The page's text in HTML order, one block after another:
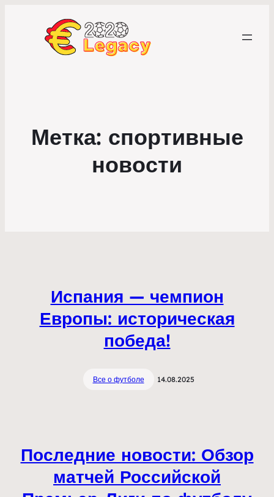
Метка: спортивные
новости
Испания — чемпион
Европы: историческая
победа!
Все о футболе 14.08.2025
Последние новости: Обзор
матчей Российской